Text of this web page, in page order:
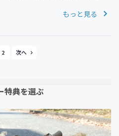
れまでの消費のあり方が引き
もっと見る
2
特典を選ぶ